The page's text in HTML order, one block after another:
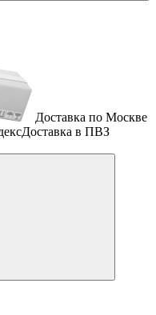
Доставка по Москве
в ПВЗ